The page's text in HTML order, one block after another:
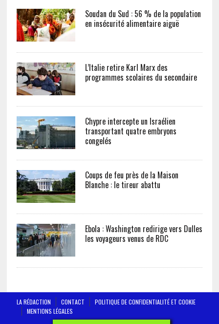
Soudan du Sud : 56 % de la population
en insécurité alimentaire aiguë
L’Italie retire Karl Marx des
programmes scolaires du secondaire
Chypre intercepte un Israélien
transportant quatre embryons
congelés
Coups de feu près de la Maison
Blanche : le tireur abattu
Ebola : Washington redirige vers Dulles
les voyageurs venus de RDC
LA RÉDACTION CONTACT
POLITIQUE DE CONFIDENTIALITÉ ET COOKIE
MENTIONS LÉGALES